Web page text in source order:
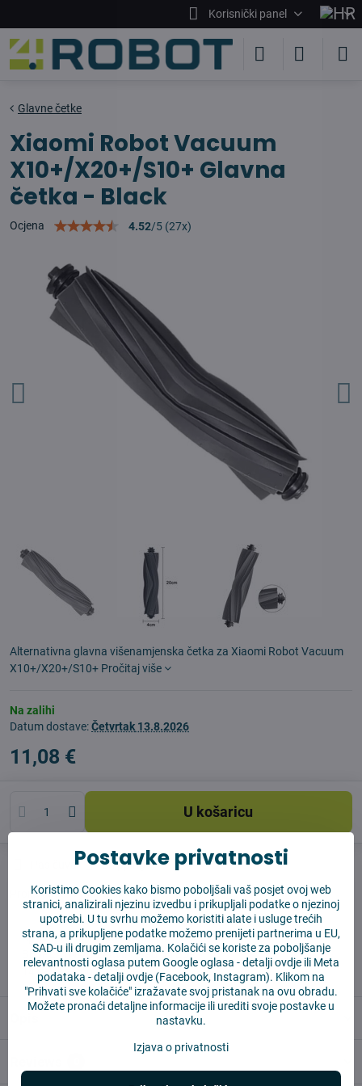
Korisnički panel
Glavne četke
Xiaomi Robot Vacuum
X10+/X20+/S10+ Glavna
četka - Black
Ocjena 4.52/5 (27x)
Alternativna glavna višenamjenska četka za Xiaomi Robot Vacuum
X10+/X20+/S10+ Pročitaj više
Na zalihi
Datum dostave:Četvrtak 13.8.2026
11,08 €
U košaricu
Pas čuvar Shippings
Proizvođač:Vysajto.sk
✅ Spremno za slanje odmah
✅ BESPLATNA dostava iznad 55 EUR
✅ 14 dana za povrat robe
Postavke privatnosti
Koristimo Cookies kako bismo poboljšali vaš posjet ovoj web
stranici, analizirali njezinu izvedbu i prikupljali podatke o njezinoj
upotrebi. U tu svrhu možemo koristiti alate i usluge trećih
strana, a prikupljene podatke možemo prenijeti partnerima u EU,
SAD-u ili drugim zemljama. Kolačići se koriste za poboljšanje
relevantnosti oglasa putem Google oglasa -detalji ovdjeili Meta
podataka -detalji ovdje (Facebook, Instagram). Klikom na
"Prihvati sve kolačiće" izražavate svoj pristanak na ovu obradu.
Možete pronaći detaljne informacije ili urediti svoje postavke u
nastavku.
Izjava o privatnosti